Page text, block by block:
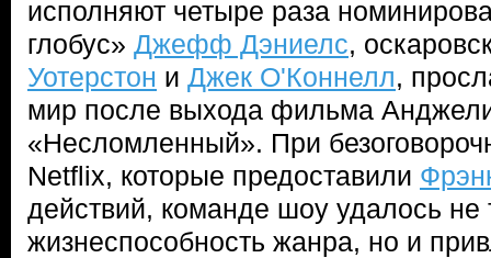
исполняют четыре раза
глобус» Джефф Дэниелс,
Уотерстон и Джек О'Коннелл,
мир после выхода фильма
«Несломленный». При
Netflix, которые предоставили
действий, команде шоу удалось не
жизнеспособность жанра, но и